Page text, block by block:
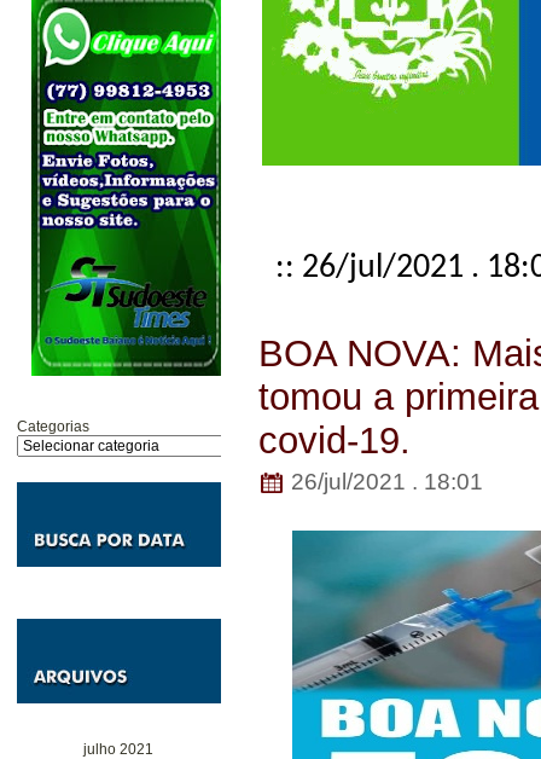
Categorias
julho 2021
:: 26/jul/2021 .
BOA NOVA:
tomou a
covid-19.
26/jul/2021 . 18:01